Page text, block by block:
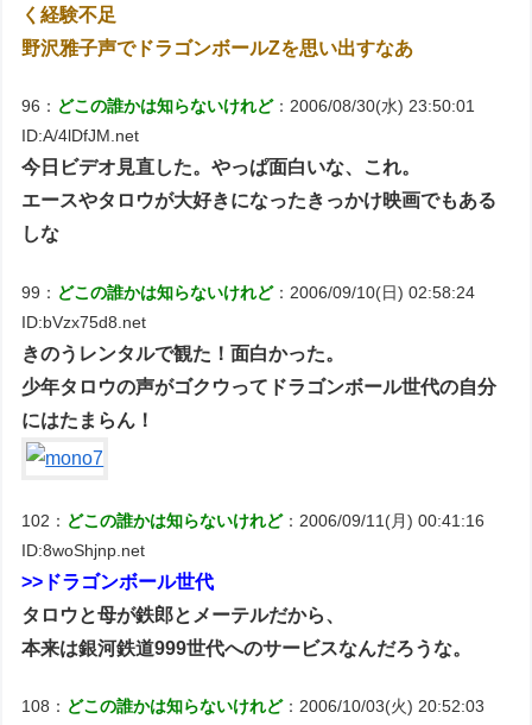
く経験不足
野沢雅子声でドラゴンボールZを思い出すなあ
96： どこの誰かは知らないけれど：2006/08/30(水) 23:50:01
ID:A/4lDfJM.net
今日ビデオ見直した。やっぱ面白いな、これ。
エースやタロウが大好きになったきっかけ映画でもある
しな
99： どこの誰かは知らないけれど：2006/09/10(日) 02:58:24
ID:bVzx75d8.net
きのうレンタルで観た！面白かった。
少年タロウの声がゴクウってドラゴンボール世代の自分
にはたまらん！
102： どこの誰かは知らないけれど：2006/09/11(月) 00:41:16
ID:8woShjnp.net
>>ドラゴンボール世代
タロウと母が鉄郎とメーテルだから、
本来は銀河鉄道999世代へのサービスなんだろうな。
108： どこの誰かは知らないけれど：2006/10/03(火) 20:52:03